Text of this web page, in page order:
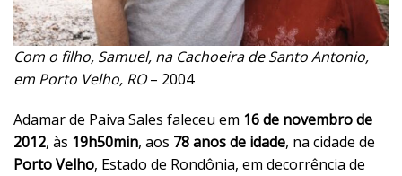
Com o filho, Samuel, na Cachoeira de Santo Antonio,
em Porto Velho, RO– 2004
Adamar de Paiva Sales faleceu em 16 de novembro de
2012, às 19h50min, aos 78 anos de idade, na cidade de
Porto Velho, Estado de Rondônia, em decorrência de